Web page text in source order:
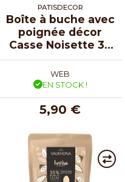
PATISDECOR
Boîte à buche avec
poignée décor
Casse Noisette 30
x 11 x 11 cm
WEB
EN STOCK !
5,90 €